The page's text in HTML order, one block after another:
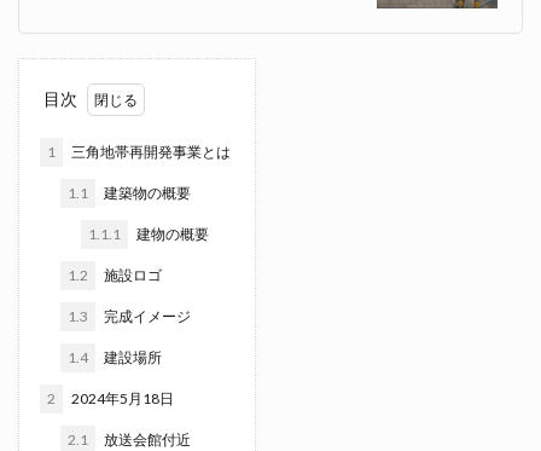
目次
1 三角地帯再開発事業とは
1.1 建築物の概要
1.1.1 建物の概要
1.2 施設ロゴ
1.3 完成イメージ
1.4 建設場所
2 2024年5月18日
2.1 放送会館付近